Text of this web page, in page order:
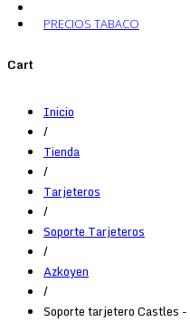
PRECIOS TABACO
Cart
Inicio
/
Tienda
/
Tarjeteros
/
Soporte Tarjeteros
/
Azkoyen
/
Soporte tarjetero Castles -